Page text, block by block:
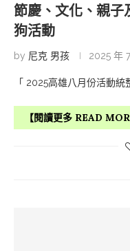
節慶、文化、親
狗活動
by 尼克 男孩 2025 年
「 2025高雄八月份活動統
【閱讀更多 READ